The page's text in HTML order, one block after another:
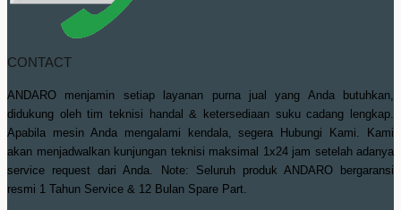
CONTACT
ANDARO menjamin setiap layanan purna jual yang Anda butuhkan,
didukung oleh tim teknisi handal & ketersediaan suku cadang lengkap.
Apabila mesin Anda mengalami kendala, segera Hubungi Kami. Kami
akan menjadwalkan kunjungan teknisi maksimal 1x24 jam setelah adanya
service request dari Anda. Note: Seluruh produk ANDARO bergaransi
resmi 1 Tahun Service & 12 Bulan Spare Part.